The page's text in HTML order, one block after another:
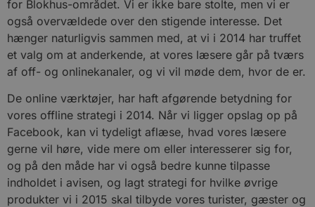
for Blokhus-området. Vi er ikke bare stolte, men vi er
også overvældede over den stigende interesse. Det
hænger naturligvis sammen med, at vi i 2014 har truffet
et valg om at anderkende, at vores læsere går på tværs
af off- og onlinekanaler, og vi vil møde dem, hvor de er.
De online værktøjer, har haft afgørende betydning for
vores offline strategi i 2014. Når vi ligger opslag op på
Facebook, kan vi tydeligt aflæse, hvad vores læsere
gerne vil høre, vide mere om eller interesserer sig for,
og på den måde har vi også bedre kunne tilpasse
indholdet i avisen, og lagt strategi for hvilke øvrige
produkter vi i 2015 skal tilbyde vores turister, gæster og